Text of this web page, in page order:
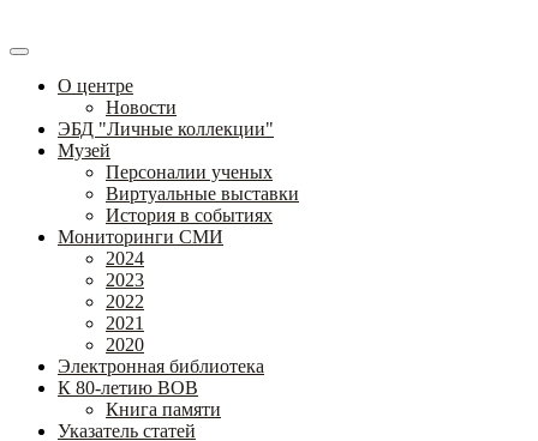
О центре
Новости
ЭБД "Личные коллекции"
Музей
Персоналии ученых
Виртуальные выставки
История в событиях
Мониторинги СМИ
2024
2023
2022
2021
2020
Электронная библиотека
К 80-летию ВОВ
Книга памяти
Указатель статей